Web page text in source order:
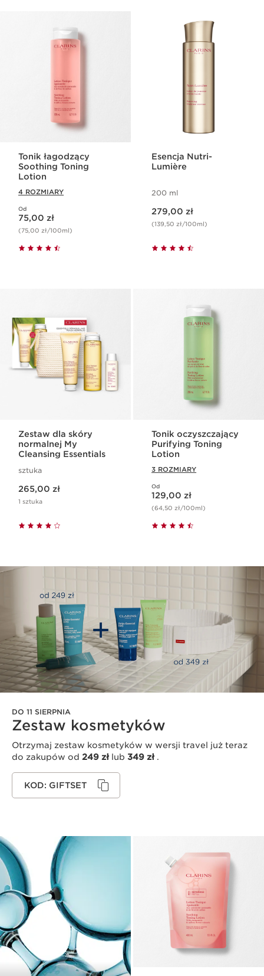
Tonik łagodzący
Soothing Toning
Lotion
4 ROZMIARY
Od
Aktualna cena 75,00 zł
75,00 zł
(75,00 zł/100ml)
Esencja Nutri-
Lumière
200 ml
279,00 zł
(139,50 zł/100ml)
Zestaw dla skóry
normalnej My
Cleansing Essentials
sztuka
265,00 zł
1 sztuka
Tonik oczyszczający
Purifying Toning
Lotion
3 ROZMIARY
Od
Aktualna cena 129,00 zł
129,00 zł
(64,50 zł/100ml)
DO 11 SIERPNIA
Zestaw kosmetyków
Otrzymaj zestaw kosmetyków w wersji travel już teraz
do zakupów od 249 zł lub 349 zł .
KOD: GIFTSET